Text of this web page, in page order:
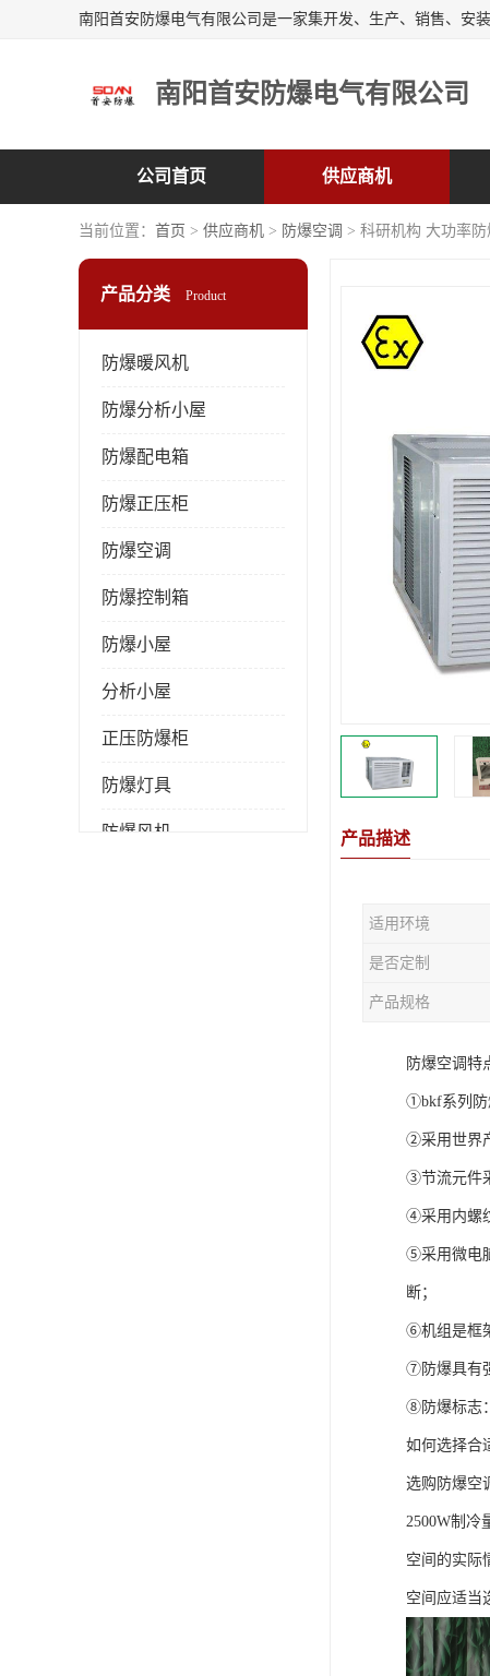
南阳首安防爆电气有限公司
公司首页 供应商机
当前位置： 首页 > 供应商机 > 防爆空调 > 科研机构 大功率防
产品分类 Product
防爆暖风机
防爆分析小屋
防爆配电箱
防爆正压柜
防爆空调
防爆控制箱
防爆小屋
分析小屋
正压防爆柜
防爆灯具
防爆风机 产品描述
适用环境
是否定制
产品规格
防爆空调特
①bkf系列防
②采用世界
③节流元件
④采用内螺
⑤采用微电
断；
⑥机组是框
⑦防爆具有
⑧防爆标志
如何选择合
选购防爆空
2500W制冷
空间的实际
空间应适当